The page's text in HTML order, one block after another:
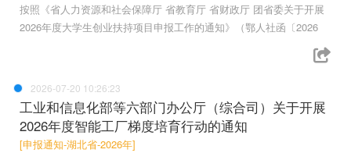
按照《省人力资源和社会保障厅 省教育厅 省财政厅 团省委关于开展
2026年度大学生创业扶持项目申报工作的通知》（鄂人社函〔2026
2026-07-20 10:26:23
工业和信息化部等六部门办公厅（综合司）关于开展
2026年度智能工厂梯度培育行动的通知
[申报通知-湖北省-2026年]